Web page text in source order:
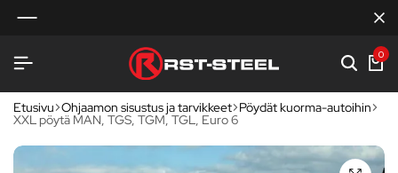
0
Etusivu Ohjaamon sisustus ja tarvikkeet Pöydät kuorma-autoihin
XXL pöytä MAN, TGS, TGM, TGL, Euro 6